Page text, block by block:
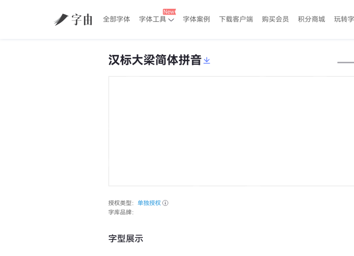
全部字体 字体工具 字体案例 下载客户端 购买会员 积分商城 玩转
汉标大梁简体拼音
授权类型： 单独授权
字库品牌：
字型展示